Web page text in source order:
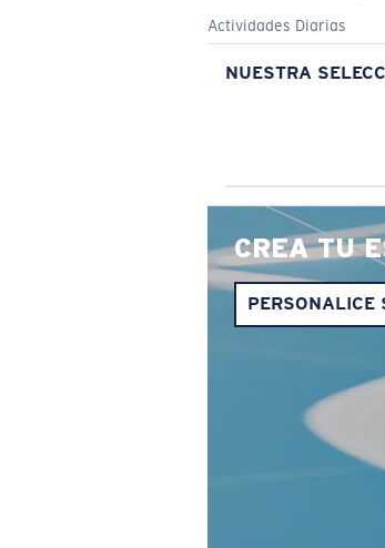
Actividades Diarias
NUESTRA
CREA TU
PERSONALICE